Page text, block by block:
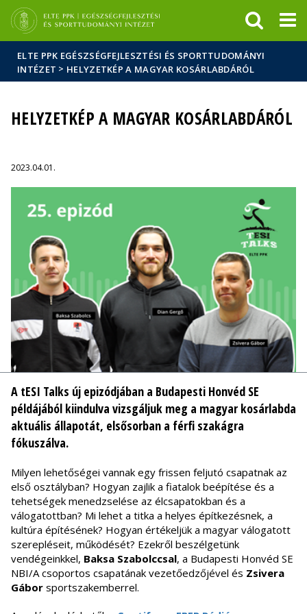
Hírek
Események
ELTE a
sajtóban
ELTE PPK EGÉSZSÉGFEJLESZTÉSI ÉS SPORTTUDOMÁNYI
INTÉZET > HELYZETKÉP A MAGYAR KOSÁRLABDÁRÓL
HELYZETKÉP A MAGYAR KOSÁRLABDÁRÓL
2023.04.01.
A tESI Talks új epizódjában a Budapesti Honvéd SE
példájából kiindulva vizsgáljuk meg a magyar kosárlabda
aktuális állapotát, elsősorban a férfi szakágra
fókuszálva.
Milyen lehetőségei vannak egy frissen feljutó csapatnak az
első osztályban? Hogyan zajlik a fiatalok beépítése és a
tehetségek menedzselése az élcsapatokban és a
válogatottban? Mi lehet a titka a helyes építkezésnek, a
kultúra építésének? Hogyan értékeljük a magyar válogatott
szerepléseit, működését? Ezekről beszélgetünk
vendégeinkkel, Baksa Szabolccsal, a Budapesti Honvéd SE
NBI/A csoportos csapatának vezetőedzőjével és Zsivera
Gábor sportszakemberrel.